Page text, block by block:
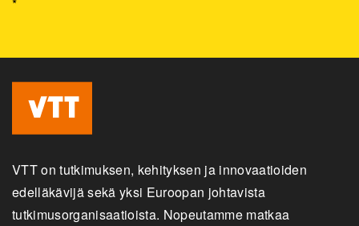
*
VTT on tutkimuksen, kehityksen ja innovaatioiden
edelläkävijä sekä yksi Euroopan johtavista
tutkimusorganisaatioista. Nopeutamme matkaa